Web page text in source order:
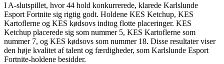
I A-slutspillet, hvor 44 hold konkurrerede, klarede Karlslunde
Esport Fortnite sig rigtig godt. Holdene KES Ketchup, KES
Kartoflerne og KES kødsovs indtog flotte placeringer. KES
Ketchup placerede sig som nummer 5, KES Kartoflerne som
nummer 7, og KES kødsovs som nummer 18. Disse resultater viser
den høje kvalitet af talent og færdigheder, som Karlslunde Esport
Fortnite-holdene besidder.